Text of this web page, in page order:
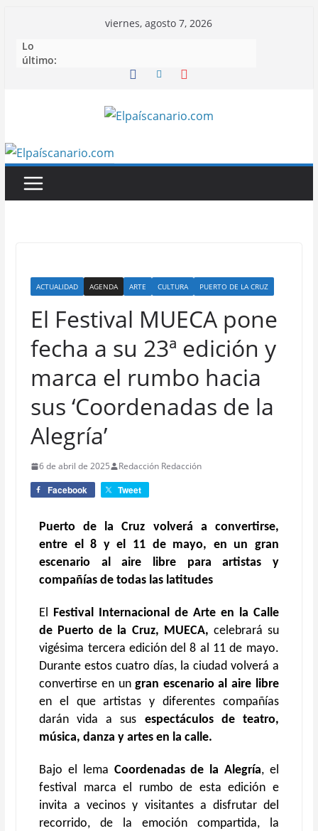
contenido
viernes, agosto 7, 2026
Lo
último:
ACTUALIDAD AGENDA ARTE CULTURA PUERTO DE LA CRUZ
El Festival MUECA pone
fecha a su 23ª edición y
marca el rumbo hacia
sus ‘Coordenadas de la
Alegría’
6 de abril de 2025 Redacción Redacción
Facebook Tweet
Puerto de la Cruz volverá a convertirse,
entre el 8 y el 11 de mayo, en un gran
escenario al aire libre para artistas y
compañías de todas las latitudes
El Festival Internacional de Arte en la Calle
de Puerto de la Cruz, MUECA, celebrará su
vigésima tercera edición del 8 al 11 de mayo.
Durante estos cuatro días, la ciudad volverá a
convertirse en ungran escenario al aire libre
en el que artistas y diferentes compañías
darán vida a sus espectáculos de teatro,
música, danza y artes en la calle.
Bajo el lema Coordenadas de la Alegría, el
festival marca el rumbo de esta edición e
invita a vecinos y visitantes a disfrutar del
recorrido, de la emoción compartida, la